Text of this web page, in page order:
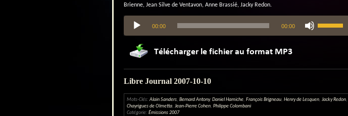
Brienne, Jean Silve de Ventavon, Anne Brassié, Jacky Redon.
Lecteur
audio
00:00 00:00
les
flèches
ou
volume.
Libre Journal 2007-10-10
Mots-Clés: Alain Sanders, Bernard Antony, Daniel Hamiche, François Brigneau, Henry de Lesquen, Jacky Redon,
Chayrigues de Olmetta, Jean-Pierre Cohen, Philippe Colombani
Catégorie: Émissions 2007